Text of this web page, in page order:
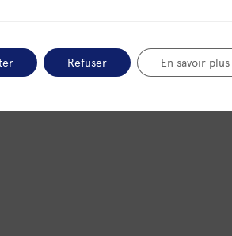
+ iCal /
Refuser En savoir plus